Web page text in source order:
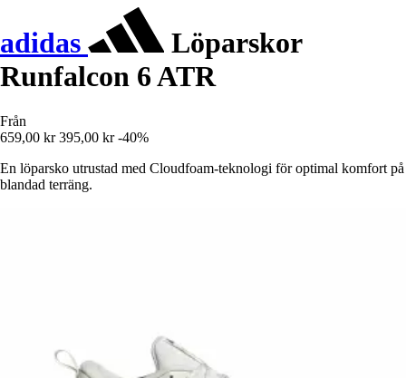
adidas
Löparskor
Runfalcon 6 ATR
Från
659,00 kr 395,00 kr -40%
En löparsko utrustad med Cloudfoam-teknologi för optimal komfort på
blandad terräng.